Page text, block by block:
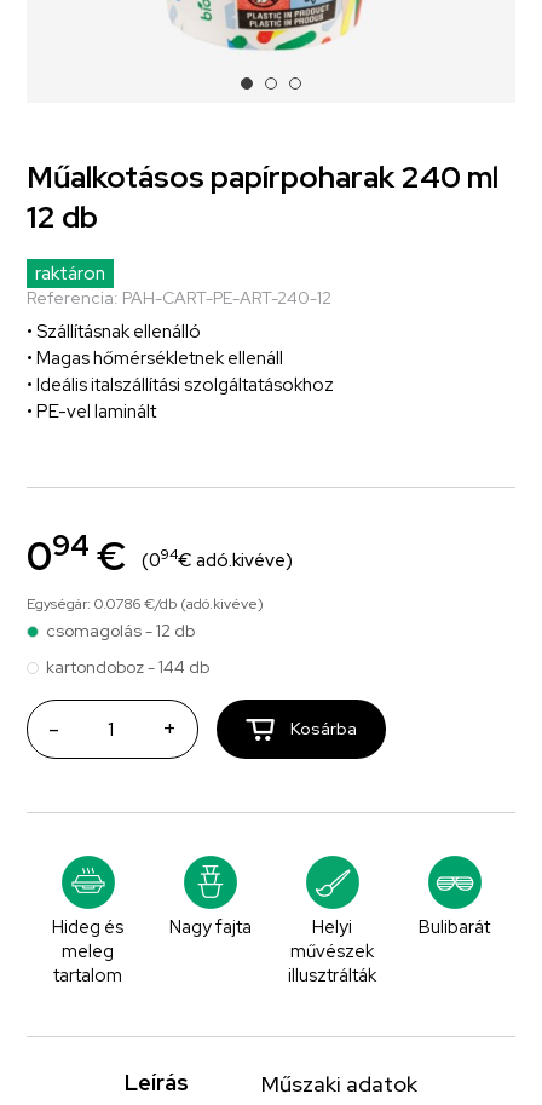
Műalkotásos papírpoharak 240 ml
12 db
raktáron
Referencia: PAH-CART-PE-ART-240-12
• Szállításnak ellenálló
• Magas hőmérsékletnek ellenáll
• Ideális italszállítási szolgáltatásokhoz
• PE-vel laminált
094 € (094€ adó.kivéve)
Egységár: 0.0786 €/db (adó.kivéve)
csomagolás - 12 db
kartondoboz - 144 db
- + Kosárba
Hideg és
meleg
tartalom
Nagy fajta
Helyi
művészek
illusztrálták
Bulibarát
Leírás Műszaki adatok